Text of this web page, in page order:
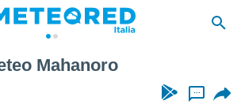
Mahanoro
...